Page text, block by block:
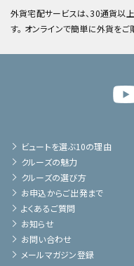
外貨宅配サービスは、30通貨以
す。 オンラインで簡単に外貨をご
ビュートを選ぶ10の理由
クルーズの魅力
クルーズの選び方
お申込からご出発まで
よくあるご質問
お知らせ
お問い合わせ
メールマガジン登録